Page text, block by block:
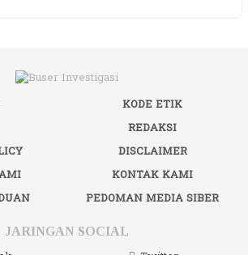
KODE ETIK
REDAKSI
DISCLAIMER
KONTAK KAMI
PEDOMAN MEDIA SIBER
JARINGAN SOCIAL